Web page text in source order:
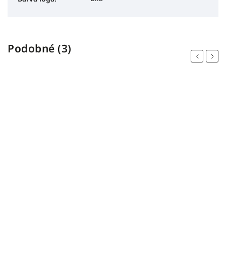
Podobné (3)
Previous
Next